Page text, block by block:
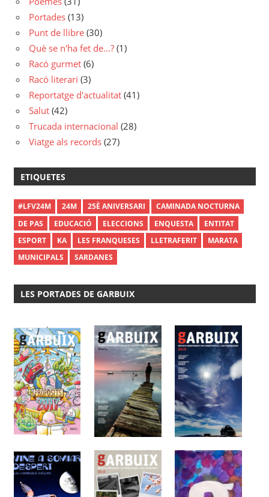
Portades (13)
Punt de llibre (30)
Què se n'ha fet de…? (1)
Racó gurmet (6)
Racó literari (3)
Reportatge d'actualitat (41)
Salut (42)
Trucada internacional (28)
Viatge als records (27)
ETIQUETES
#LFV24M 24M 25È ANIVERSARI
CAMINADA NOCTURNA
DE PAS
EDUCACIÓ ELECCIONS ENQUESTA
ENTITAT
ESPORT
KA LES FRANQUESES LLETRAFERIT
MARATA
MUNICIPALS
SARDANES
LES PORTADES DE GARBUIX